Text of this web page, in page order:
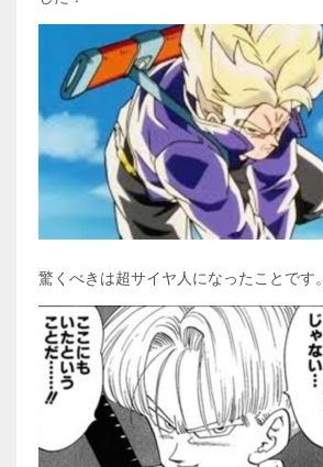
驚くべきは超サイヤ人になったことです。